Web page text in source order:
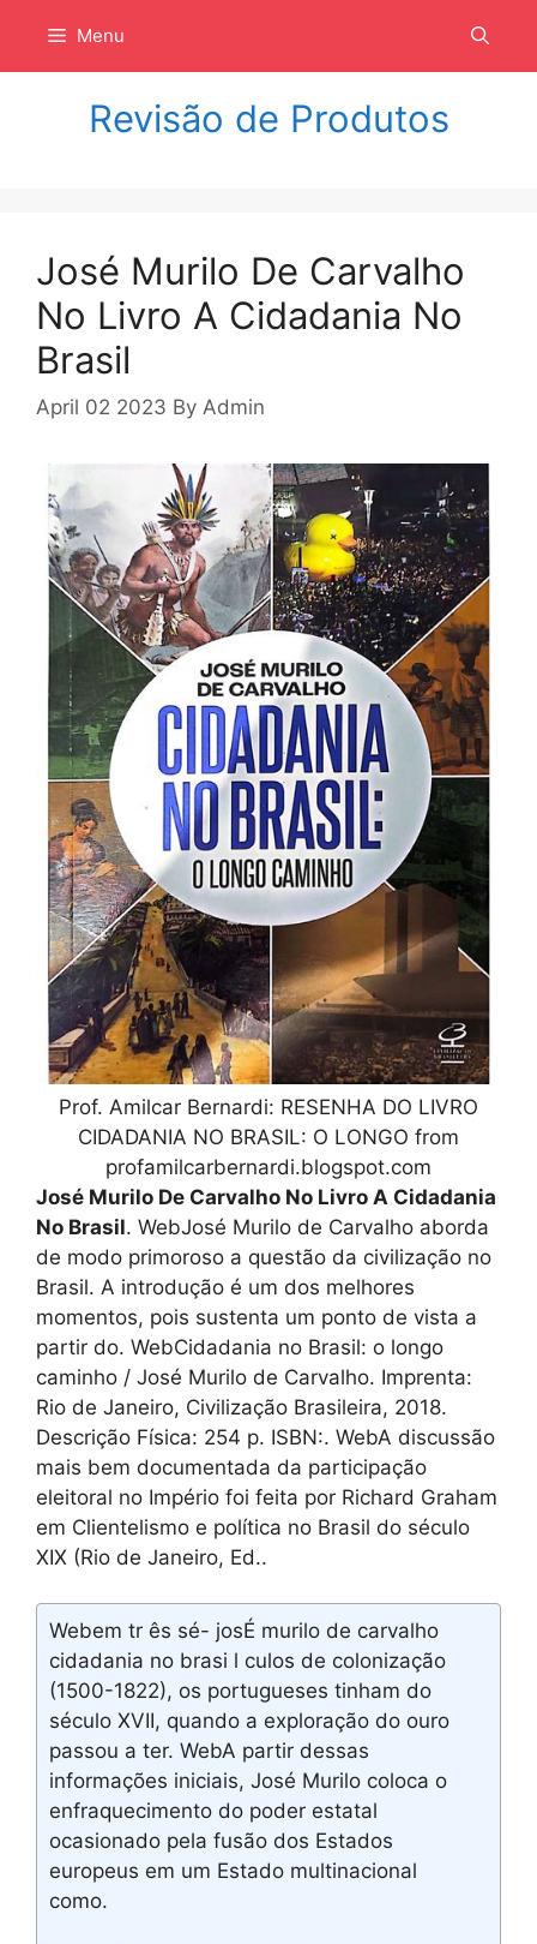
isi
Menu
Revisão de Produtos
José Murilo De Carvalho
No Livro A Cidadania No
Brasil
April 02 2023 By Admin
Prof. Amilcar Bernardi: RESENHA DO LIVRO
CIDADANIA NO BRASIL: O LONGO from
profamilcarbernardi.blogspot.com
José Murilo De Carvalho No Livro A Cidadania
No Brasil. WebJosé Murilo de Carvalho aborda
de modo primoroso a questão da civilização no
Brasil. A introdução é um dos melhores
momentos, pois sustenta um ponto de vista a
partir do. WebCidadania no Brasil: o longo
caminho / José Murilo de Carvalho. Imprenta:
Rio de Janeiro, Civilização Brasileira, 2018.
Descrição Física: 254 p. ISBN:. WebA discussão
mais bem documentada da participação
eleitoral no Império foi feita por Richard Graham
em Clientelismo e política no Brasil do século
XIX (Rio de Janeiro, Ed..
Webem tr ês sé- josÉ murilo de carvalho
cidadania no brasi l culos de colonização
(1500-1822), os portugueses tinham do
século XVII, quando a exploração do ouro
passou a ter. WebA partir dessas
informações iniciais, José Murilo coloca o
enfraquecimento do poder estatal
ocasionado pela fusão dos Estados
europeus em um Estado multinacional
como.